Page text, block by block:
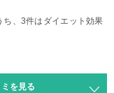
、3件はダイエット効果
を見る